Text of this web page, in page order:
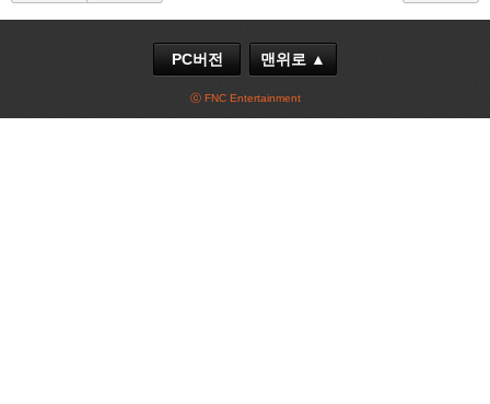
PC버전 맨위로 ▲
ⓒ FNC Entertainment